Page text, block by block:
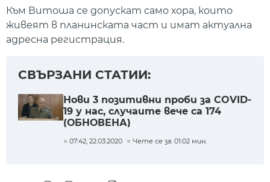
Към Витоша се допускат само хора, които
живеят в планинската част и имат актуална
адресна регистрация.
СВЪРЗАНИ СТАТИИ:
Нови 3 позитивни проби за COVID-
19 у нас, случаите вече са 174
(ОБНОВЕНА)
07:42, 22.03.2020 Чете се за: 01:02 мин.